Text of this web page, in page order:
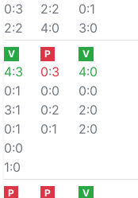
0:3
2:2
2:2
4:0
0:1
3:0
V
4:3
0:1
3:1
0:1
0:0
1:0
P
0:3
0:0
0:2
0:1
V
4:0
0:0
2:0
2:0
P P V